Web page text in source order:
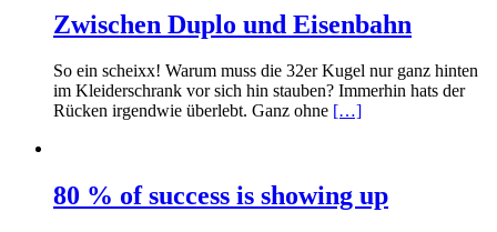
Zwischen Duplo und Eisenbahn
So ein scheixx! Warum muss die 32er Kugel nur ganz hinten
im Kleiderschrank vor sich hin stauben? Immerhin hats der
Rücken irgendwie überlebt. Ganz ohne […]
80 % of success is showing up